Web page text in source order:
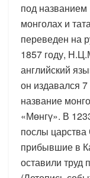
под
монголах и
переведен на
1857 году,
английский
он издавался 7
название
«Мөнгү». В
послы
прибывшие в
оставили